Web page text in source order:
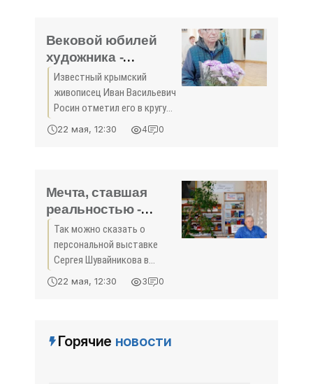
пленэры, мастер-классы по
Вековой юбилей
художника -
«Культура Крыма»
Известный крымский
живописец Иван Васильевич
Росин отметил его в кругу
друзей и почитателей
таланта мастера в
22 мая, 12:30 4 0
Мечта, ставшая
реальностью -
«Культура Крыма»
Так можно сказать о
персональной выставке
Сергея Шувайникова в
читальном зале
симферопольской
22 мая, 12:30 3 0
Горячие новости